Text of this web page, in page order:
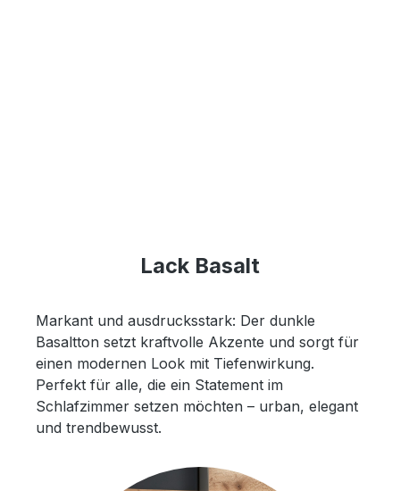
Lack Basalt
Markant und ausdrucksstark: Der dunkle
Basaltton setzt kraftvolle Akzente und sorgt für
einen modernen Look mit Tiefenwirkung.
Perfekt für alle, die ein Statement im
Schlafzimmer setzen möchten – urban, elegant
und trendbewusst.